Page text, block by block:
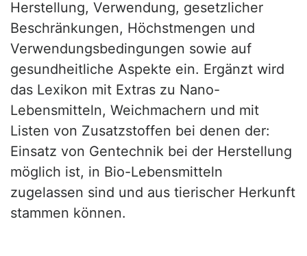
Herstellung, Verwendung, gesetzlicher
Beschränkungen, Höchstmengen und
Verwendungsbedingungen sowie auf
gesundheitliche Aspekte ein. Ergänzt wird
das Lexikon mit Extras zu Nano-
Lebensmitteln, Weichmachern und mit
Listen von Zusatzstoffen bei denen der:
Einsatz von Gentechnik bei der Herstellung
möglich ist, in Bio-Lebensmitteln
zugelassen sind und aus tierischer Herkunft
stammen können.